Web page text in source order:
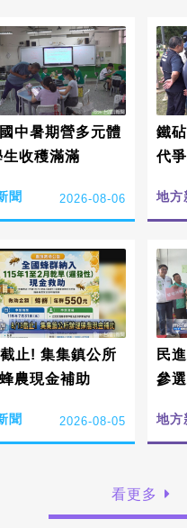
中暑期營多元體
生收穫滿滿
聞 2026-08-06
鐵
代
地方
止! 集集鎮公所
農現金補助
聞 2026-08-05
民
參
地方
看更多